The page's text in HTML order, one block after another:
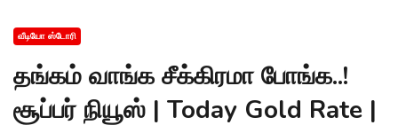
வீடியோ ஸ்டோரி
தங்கம் வாங்க சீக்கிரமா போங்க..!
சூப்பர் நியூஸ் | Today Gold Rate |